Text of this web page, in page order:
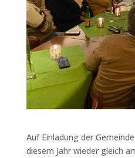
Auf Einladung der
diesem Jahr wieder gleich